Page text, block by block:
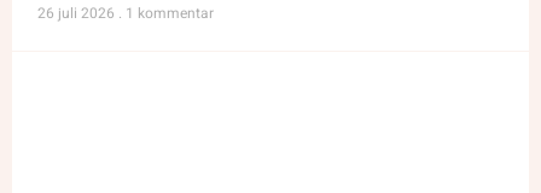
26 juli 2026
1 kommentar